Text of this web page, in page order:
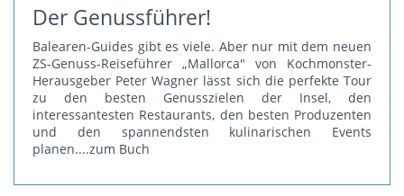
Der Genussführer!
Balearen-Guides gibt es viele. Aber nur mit dem neuen
ZS-Genuss-Reiseführer „Mallorca" von Kochmonster-
Herausgeber Peter Wagner lässt sich die perfekte Tour
zu den besten Genusszielen der Insel, den
interessantesten Restaurants, den besten Produzenten
und den spannendsten kulinarischen Events
planen....zum Buch